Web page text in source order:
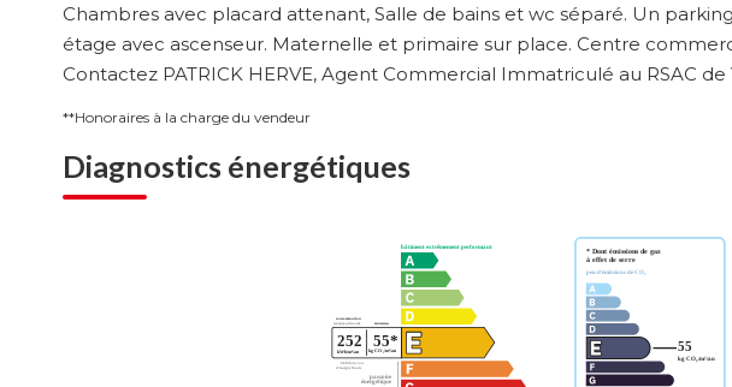
Chambres avec placard attenant, Salle de bains et wc séparé. Un
étage avec ascenseur. Maternelle et primaire sur place. Centre
Contactez PATRICK HERVE, Agent Commercial Immatriculé au RSAC de
**Honoraires à la charge du vendeur
Diagnostics énergétiques